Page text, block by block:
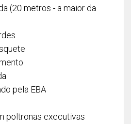
(20 metros - a maior da
pela EBA
poltronas executivas